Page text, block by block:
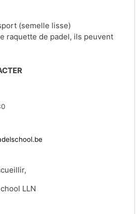
(semelle lisse)
raquette de padel, ils peuvent
LLN